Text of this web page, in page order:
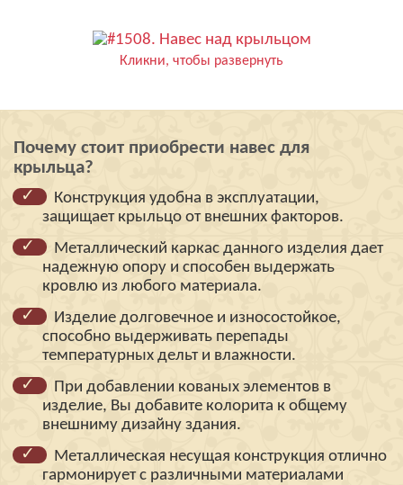
Кликни, чтобы развернуть
Почему стоит приобрести навес для
крыльца?
Конструкция удобна в эксплуатации,
защищает крыльцо от внешних факторов.
Металлический каркас данного изделия дает
надежную опору и способен выдержать
кровлю из любого материала.
Изделие долговечное и износостойкое,
способно выдерживать перепады
температурных дельт и влажности.
При добавлении кованых элементов в
изделие, Вы добавите колорита к общему
внешниму дизайну здания.
Металлическая несущая конструкция отлично
гармонирует с различными материалами